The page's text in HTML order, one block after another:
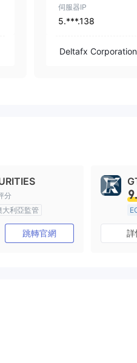
伺服器IP
5.***.138
Deltafx Corporation
分
大利亞監管
主標MT4
跳轉官網 詳